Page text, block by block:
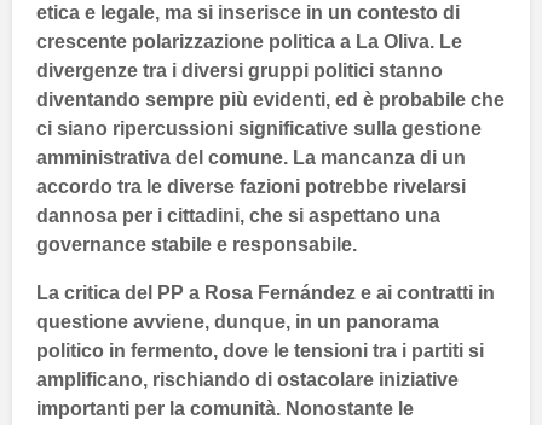
etica e legale, ma si inserisce in un contesto di
crescente polarizzazione politica a La Oliva. Le
divergenze tra i diversi gruppi politici stanno
diventando sempre più evidenti, ed è probabile che
ci siano ripercussioni significative sulla gestione
amministrativa del comune. La mancanza di un
accordo tra le diverse fazioni potrebbe rivelarsi
dannosa per i cittadini, che si aspettano una
governance stabile e responsabile.
La critica del PP a Rosa Fernández e ai contratti in
questione avviene, dunque, in un panorama
politico in fermento, dove le tensioni tra i partiti si
amplificano, rischiando di ostacolare iniziative
importanti per la comunità. Nonostante le